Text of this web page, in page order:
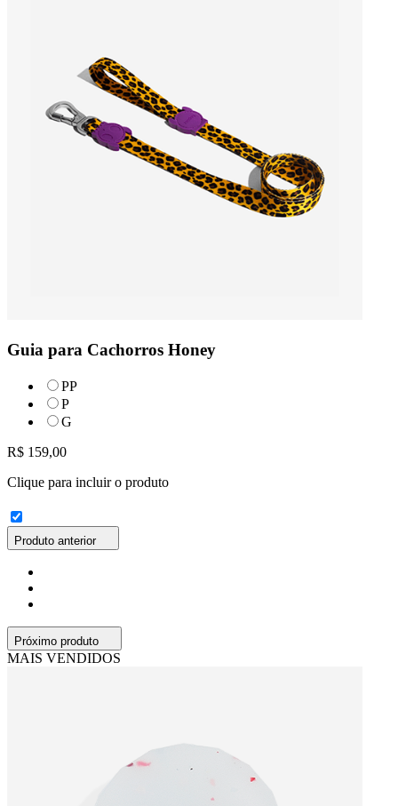
Guia para Cachorros Honey
PP
P
G
R$ 159,00
Clique para incluir o produto
Produto anterior
Próximo produto
MAIS VENDIDOS